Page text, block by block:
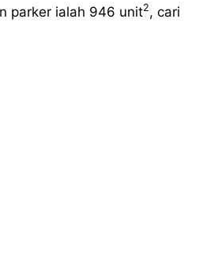
parker ialah 946 unit2, cari